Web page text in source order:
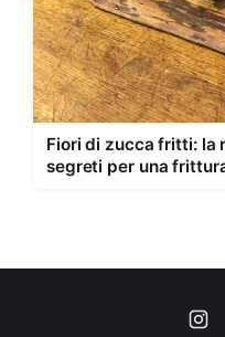
Fiori di zucca fritti: la
segreti per una